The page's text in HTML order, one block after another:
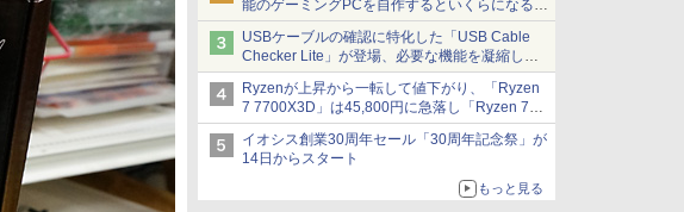
能のゲーミングPCを自作するといくらになる？
【石田賀津男の『酒の肴にPCゲーム』】
USBケーブルの確認に特化した「USB Cable
Checker Lite」が登場、必要な機能を凝縮しコ
ンパクトに 7日発売
Ryzenが上昇から一転して値下がり、「Ryzen
7 7700X3D」は45,800円に急落し「Ryzen 7
7800X3D」との価格逆転解消 [8月前半のCPU
価格]
イオシス創業30周年セール「30周年記念祭」が
14日からスタート
もっと見る